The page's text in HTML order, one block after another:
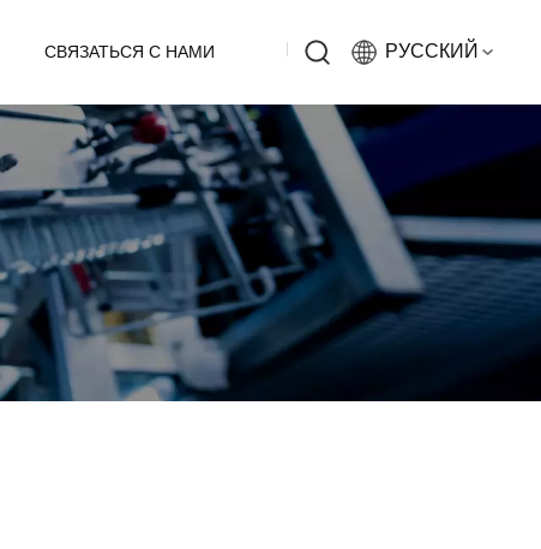
СВЯЗАТЬСЯ С НАМИ РУССКИЙ
English
Русский
Español
中文